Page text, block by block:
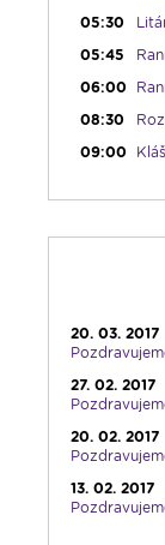
05:30
05:45
06:00
08:30
09:00
15:00
15:15
15:50
16:00
17:30
20. 03. 2017
27. 02. 2017
20. 02. 2017
13. 02. 2017